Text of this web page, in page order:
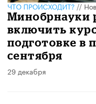
ЧТО ПРОИСХОДИТ?//
Минобрнауки
включить
подготовке в
сентября
29 декабря